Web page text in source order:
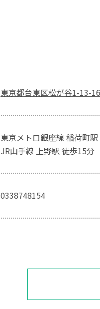
東京都台東区松が谷1-13-
東京メトロ銀座線 稲荷町
JR山手線 上野駅 徒歩15分
0338748154